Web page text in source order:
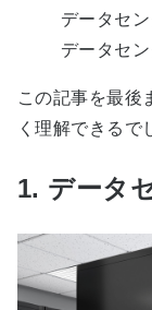
データセ
データセ
この記事を最後
く理解できるで
1. データ